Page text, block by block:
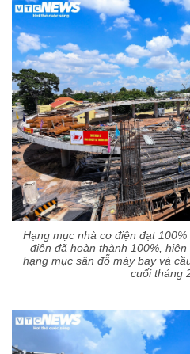
Hạng mục nhà cơ điện đạt
điện đã hoàn thành 100%,
hạng mục sân đỗ máy bay và
cuối tháng